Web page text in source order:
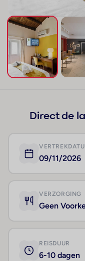
Direct de
09/11/2026
VERZORGING
Geen
REISDUUR
6-10 dagen